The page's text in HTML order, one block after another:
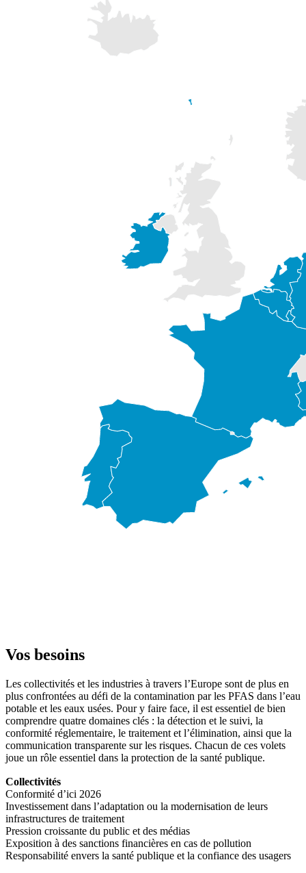
Vos besoins
Les collectivités et les industries à travers l’Europe sont de plus en
plus confrontées au défi de la contamination par les PFAS dans l’eau
potable et les eaux usées. Pour y faire face, il est essentiel de bien
comprendre quatre domaines clés : la détection et le suivi, la
conformité réglementaire, le traitement et l’élimination, ainsi que la
communication transparente sur les risques. Chacun de ces volets
joue un rôle essentiel dans la protection de la santé publique.
Collectivités
Conformité d’ici 2026
Investissement dans l’adaptation ou la modernisation de leurs
infrastructures de traitement
Pression croissante du public et des médias
Exposition à des sanctions financières en cas de pollution
Responsabilité envers la santé publique et la confiance des usagers